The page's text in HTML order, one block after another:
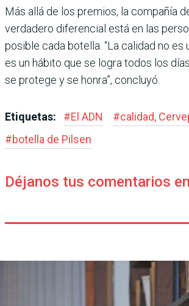
Más allá de los premios, la com­pañía
verdadero diferencial está en las
posible cada botella. “La calidad no es
es un hábito que se logra todos los
se protege y se honra”, concluyó.
Etiquetas: #El ADN #calidad,
#botella de Pilsen
Déjanos tus comentarios